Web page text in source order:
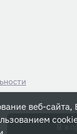
В
носит
публичной
веб-сайта,